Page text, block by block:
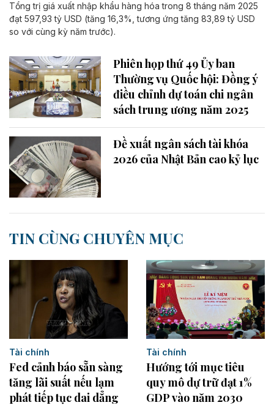
Tổng trị giá xuất nhập khẩu hàng hóa trong 8 tháng năm 2025
đạt 597,93 tỷ USD (tăng 16,3%, tương ứng tăng 83,89 tỷ USD
so với cùng kỳ năm trước).
Phiên họp thứ 49 Ủy ban
Thường vụ Quốc hội: Đồng ý
điều chỉnh dự toán chi ngân
sách trung ương năm 2025
Đề xuất ngân sách tài khóa
2026 của Nhật Bản cao kỷ lục
TIN CÙNG CHUYÊN MỤC
Tài chính
Fed cảnh báo sẵn sàng
tăng lãi suất nếu lạm
phát tiếp tục dai dẳng
Tài chính
Hướng tới mục tiêu
quy mô dự trữ đạt 1%
GDP vào năm 2030